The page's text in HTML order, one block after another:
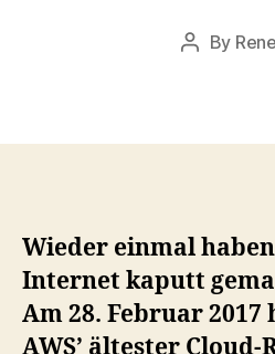
Post
By
Wieder einmal
Internet kaputt
Am 28. Februar
AWS’ ältester Cloud-